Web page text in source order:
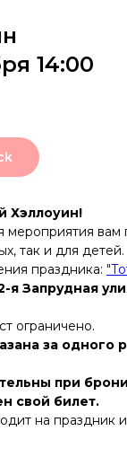
14:00
Хэллоуин!
вам
так и для детей.
праздника:
я Запрудная
ограничено.
за одного
при
свой билет.
на праздник